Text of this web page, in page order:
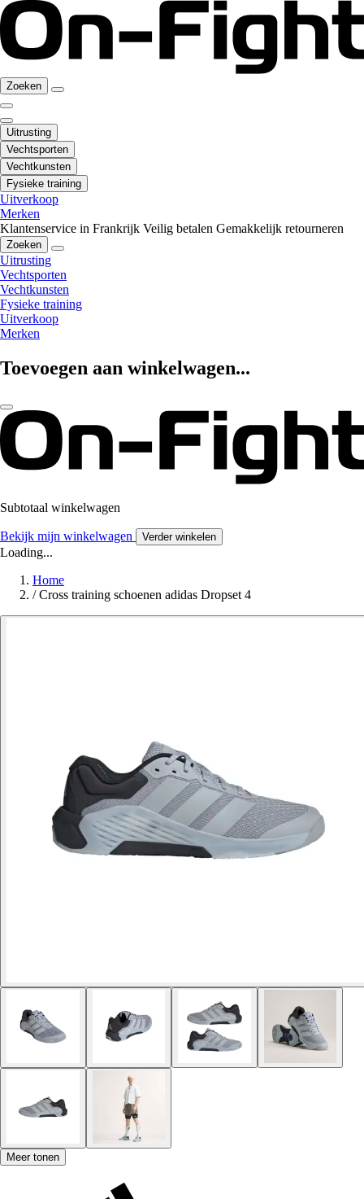
Zoeken
Uitrusting
Vechtsporten
Vechtkunsten
Fysieke training
Uitverkoop
Merken
Klantenservice in Frankrijk Veilig betalen Gemakkelijk retourneren
Zoeken
Uitrusting
Vechtsporten
Vechtkunsten
Fysieke training
Uitverkoop
Merken
Toevoegen aan winkelwagen...
Subtotaal winkelwagen
Bekijk mijn winkelwagen Verder winkelen
Loading...
Home
/ Cross training schoenen adidas Dropset 4
Meer tonen